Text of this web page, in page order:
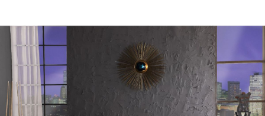
8FT
SKU: TT.PC0380 Merk: TopTable
€ 4.009,99 Op voorraad
Aanpasbare opties: